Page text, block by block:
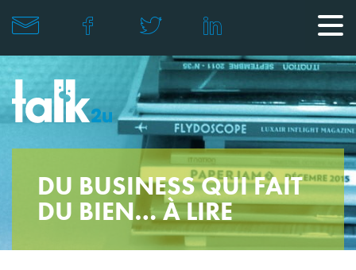
DU BUSINESS QUI FAIT
DU BIEN… À LIRE